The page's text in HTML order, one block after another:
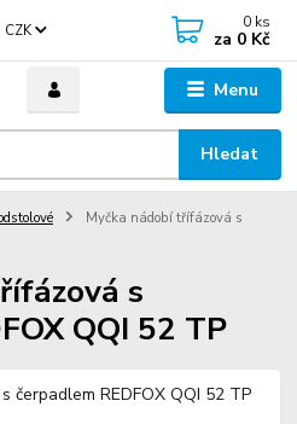
Menu
CZK
Hledat
0 ks
za 0 Kč
Myčka nádobí třífázová s
s
QQI 52 TP